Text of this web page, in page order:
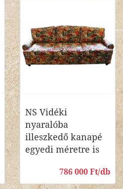
NS Vidéki
nyaralóba
illeszkedő kanapé
egyedi méretre is
786 000 Ft/db